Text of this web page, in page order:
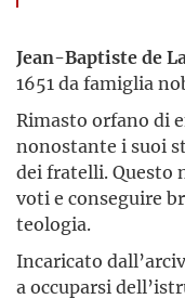
Jean-Baptiste de
1651 da famiglia
Rimasto orfano di
nonostante i suoi
dei fratelli. Questo
voti e conseguire
teologia.
Incaricato
a occuparsi